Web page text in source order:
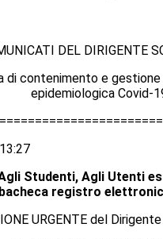
DEL DIRIGENTE
di contenimento e
epidemiologica Covid-
Studenti, Agli Utenti
registro
URGENTE del